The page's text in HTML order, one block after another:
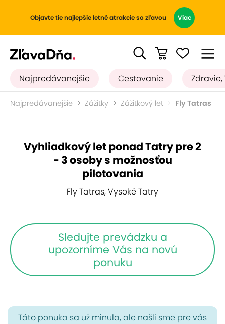
Objavte tie najlepšie letné atrakcie so zľavou Viac
Najpredávanejšie Cestovanie Zdravie,
Najpredávanejšie Zážitky Zážitkový let Fly Tatras
Vyhliadkový let ponad Tatry pre 2
- 3 osoby s možnosťou
pilotovania
Fly Tatras, Vysoké Tatry
Sledujte prevádzku a
upozorníme Vás na novú
ponuku
Táto ponuka sa už minula, ale našli sme pre vás